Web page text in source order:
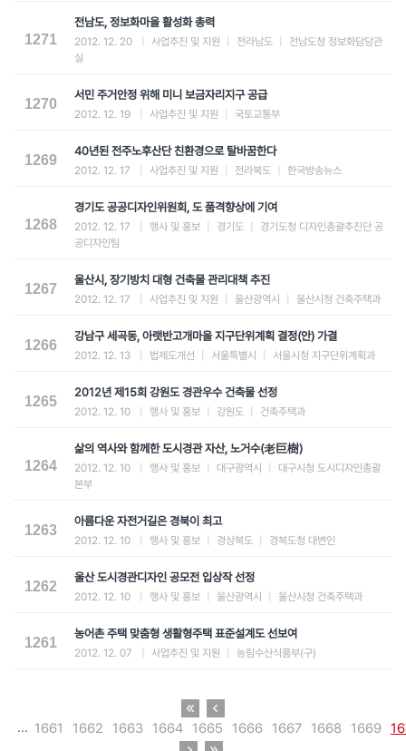
1271
전남도, 정보화마을 활성화 총력
2012. 12. 20 사업추진 및 지원 전라남도
전남도청 정보화담당관
실
1270
서민 주거안정 위해 미니 보금자리지구 공급
2012. 12. 19 사업추진 및 지원 국토교통부
1269
40년된 전주노후산단 친환경으로 탈바꿈한다
2012. 12. 17 사업추진 및 지원 전라북도 한국방송뉴스
1268
경기도 공공디자인위원회, 도 품격향상에 기여
2012. 12. 17 행사 및 홍보 경기도
경기도청 디자인총괄추진단 공
공디자인팀
1267
울산시, 장기방치 대형 건축물 관리대책 추진
2012. 12. 17 사업추진 및 지원 울산광역시 울산시청 건축주택과
1266
강남구 세곡동, 아랫반고개마을 지구단위계획 결정(안) 가결
2012. 12. 13 법제도개선 서울특별시 서울시청 지구단위계획과
1265
2012년 제15회 강원도 경관우수 건축물 선정
2012. 12. 10 행사 및 홍보 강원도 건축주택과
1264
삶의 역사와 함께한 도시경관 자산, 노거수(老巨樹)
2012. 12. 10 행사 및 홍보 대구광역시
대구시청 도시디자인총괄
본부
1263
아름다운 자전거길은 경북이 최고
2012. 12. 10 행사 및 홍보 경상북도 경북도청 대변인
1262
울산 도시경관디자인 공모전 입상작 선정
2012. 12. 10 행사 및 홍보 울산광역시 울산시청 건축주택과
1261
농어촌 주택 맞춤형 생활형주택 표준설계도 선보여
2012. 12. 07 사업추진 및 지원 농림수산식품부(구)
... 1661 1662 1663 1664 1665 1666 1667 1668 1669